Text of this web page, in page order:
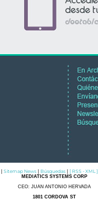
Sitemap News Búsquedas [ RSS - XML ]
MEDIATICS SYSTEMS CORP
CEO: JUAN ANTONIO HERVADA
1801 CORDOVA ST